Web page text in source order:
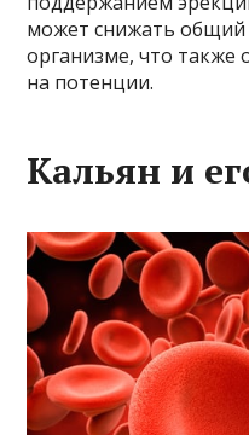
может снижать общий
организме, что также
на потенции.
Кальян и